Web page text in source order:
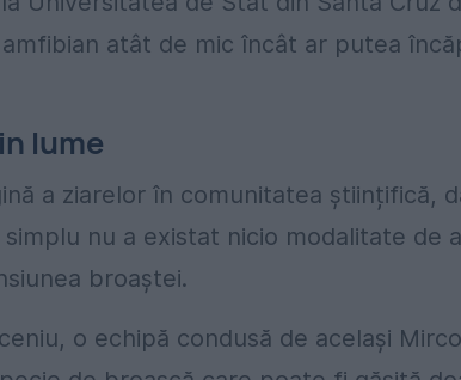
atât de mic încât ar putea
lume
a ziarelor în comunitatea științifică,
nu a existat nicio modalitate de
broaștei.
o echipă condusă de același